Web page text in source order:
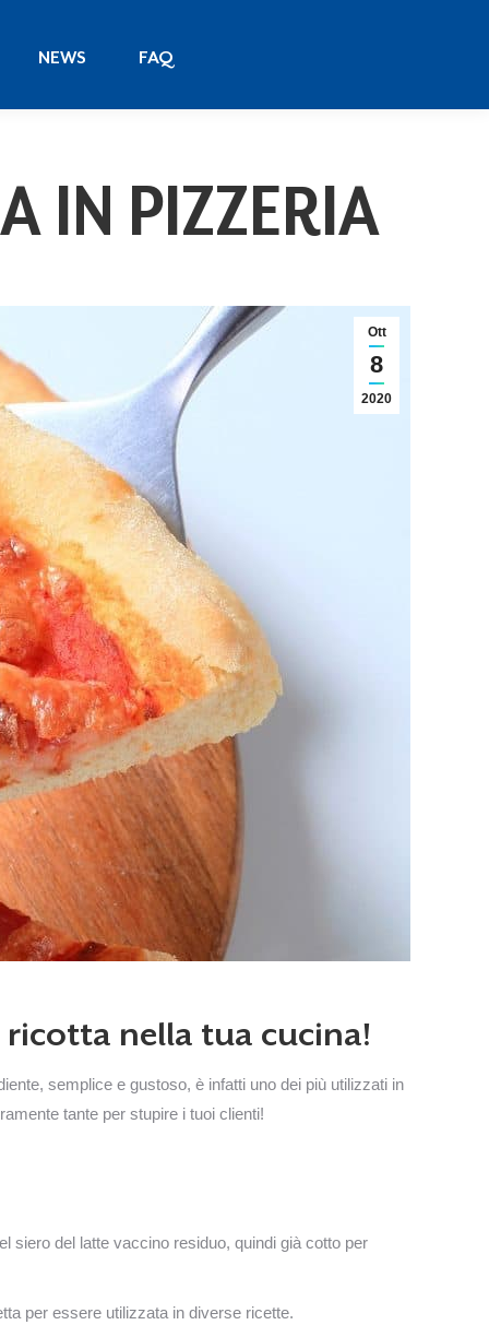
NEWS FAQ
IN PIZZERIA
Ott
8
2020
ricotta nella tua cucina!
semplice e gustoso, è infatti uno dei più utilizzati in
tante per stupire i tuoi clienti!
siero del latte vaccino residuo, quindi già cotto per
per essere utilizzata in diverse ricette.